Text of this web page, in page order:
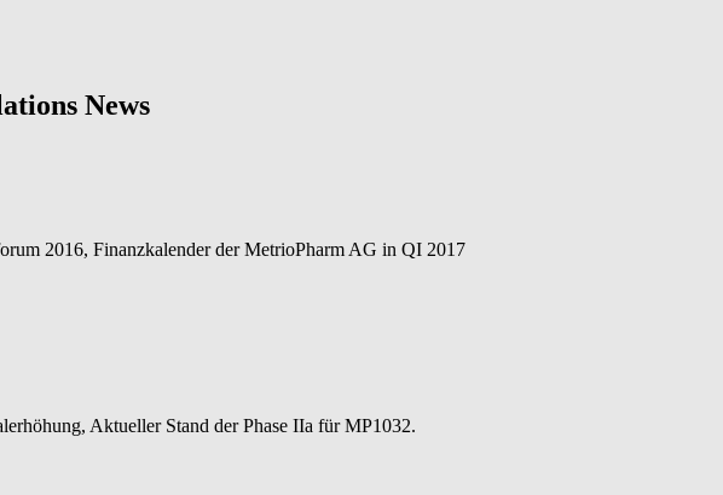
News
2016, Finanzkalender der MetrioPharm AG in QI 2017
Aktueller Stand der Phase IIa für MP1032.